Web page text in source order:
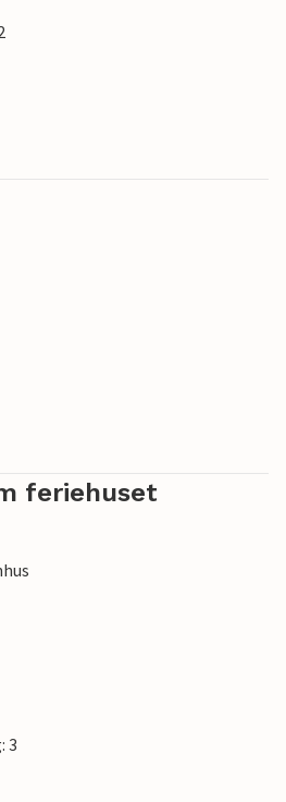
feriehuset
3